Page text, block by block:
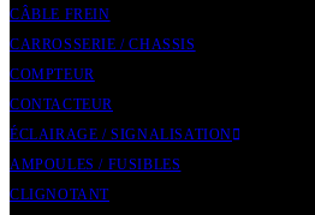
CÂBLE FREIN
CARROSSERIE / CHASSIS
COMPTEUR
CONTACTEUR
ÉCLAIRAGE / SIGNALISATION
AMPOULES / FUSIBLES
CLIGNOTANT